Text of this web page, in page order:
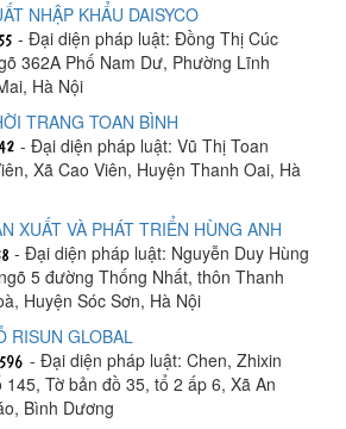
NHẬP KHẨU DAISYCO
- Đại diện pháp luật: Đồng Thị Cúc
362A Phố Nam Dư, Phường Lĩnh
Hà Nội
TRANG TOAN BÌNH
- Đại diện pháp luật: Vũ Thị Toan
Xã Cao Viên, Huyện Thanh Oai, Hà
XUẤT VÀ PHÁT TRIỂN HÙNG ANH
- Đại diện pháp luật: Nguyễn Duy Hùng
5 đường Thống Nhất, thôn Thanh
Huyện Sóc Sơn, Hà Nội
RISUN GLOBAL
- Đại diện pháp luật: Chen, Zhixin
Tờ bản đồ 35, tổ 2 ấp 6, Xã An
Bình Dương